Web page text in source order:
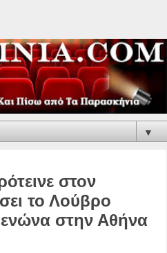
▼
στον
το Λούβρο
στην Αθήνα